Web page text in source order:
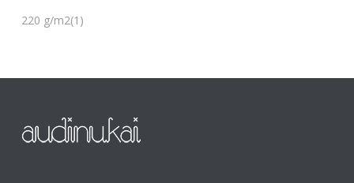
220 g/m2(1)